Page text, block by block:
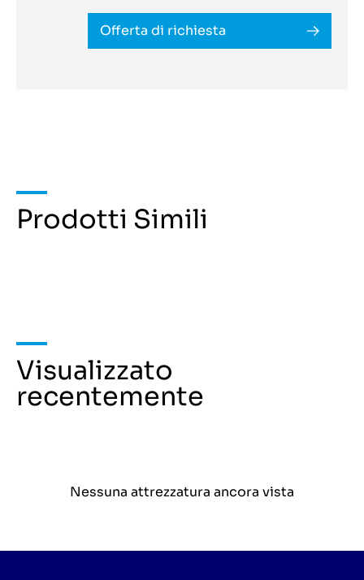
Offerta di richiesta
Prodotti Simili
Visualizzato
recentemente
Nessuna attrezzatura ancora vista